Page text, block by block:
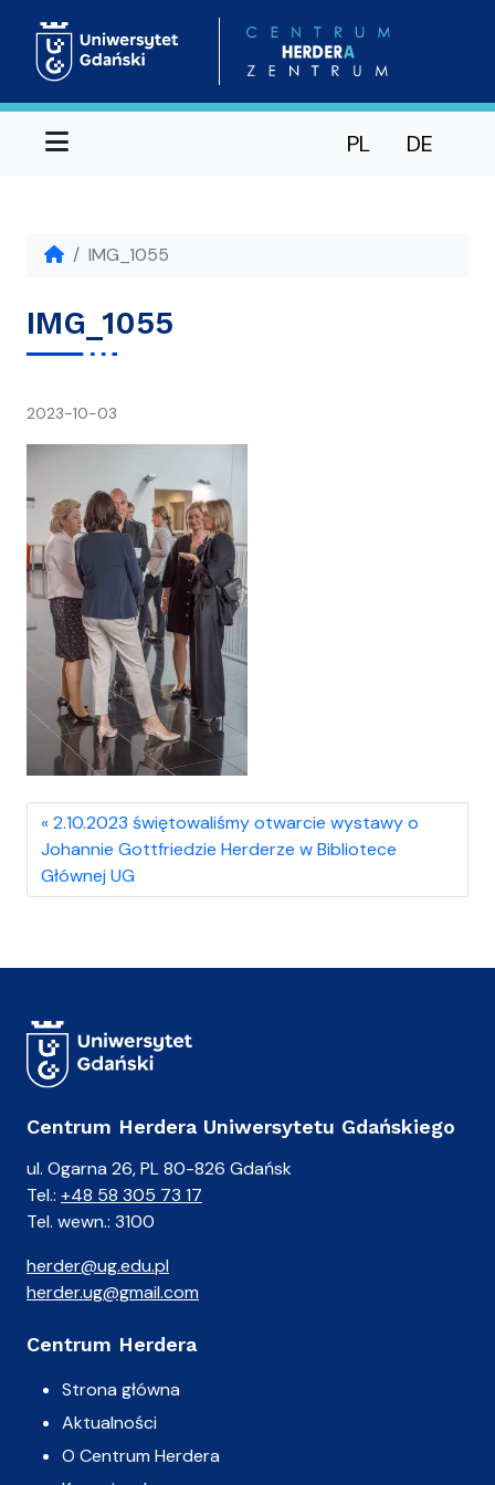
Menu PL DE
IMG_1055
IMG_1055
2023-10-03
2.10.2023 świętowaliśmy otwarcie wystawy o
Johannie Gottfriedzie Herderze w Bibliotece
Głównej UG
Centrum Herdera Uniwersytetu Gdańskiego
ul. Ogarna 26, PL 80-826 Gdańsk
Tel.: +48 58 305 73 17
Tel. wewn.: 3100
herder@ug.edu.pl
herder.ug@gmail.com
Centrum Herdera
Strona główna
Aktualności
O Centrum Herdera